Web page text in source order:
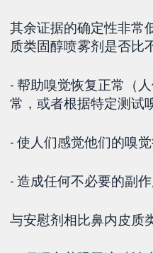
其余证据的确定性非常
质类固醇喷雾剂是否比
- 帮助嗅觉恢复正常（
常，或者根据特定测试
- 使人们感觉他们的嗅觉
- 造成任何不必要的副作
与安慰剂相比鼻内皮质